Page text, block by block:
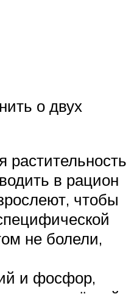
о двух
растительность
в рацион
чтобы
не болели,
и фосфор,